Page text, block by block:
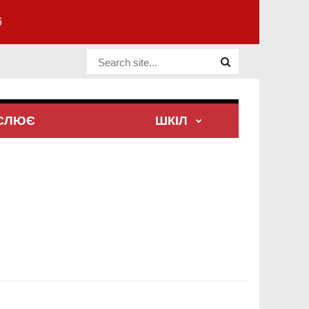
Website Site
ШКІЛ